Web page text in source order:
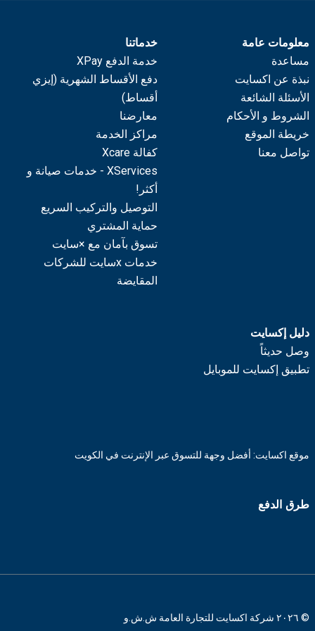
معلومات عامة
مساعدة
نبذة عن اكسايت
الأسئلة الشائعة
الشروط و الأحكام
خريطة الموقع
تواصل معنا
خدماتنا
خدمة الدفع XPay
دفع الأقساط الشهرية (إيزي
أقساط)
معارضنا
مراكز الخدمة
كفالة Xcare
XServices - خدمات صيانة و
أكثر!
التوصيل والتركيب السريع
حماية المشتري
تسوق بآمان مع ×سايت
خدمات xسايت للشركات
المقايضة
دليل إكسايت
وصل حديثاً
تطبيق إكسايت للموبايل
موقع اكسايت: أفضل وجهة للتسوق عبر الإنترنت في الكويت
طرق الدفع
© ٢٠٢٦ شركة اكسايت للتجارة العامة ش.ش.و